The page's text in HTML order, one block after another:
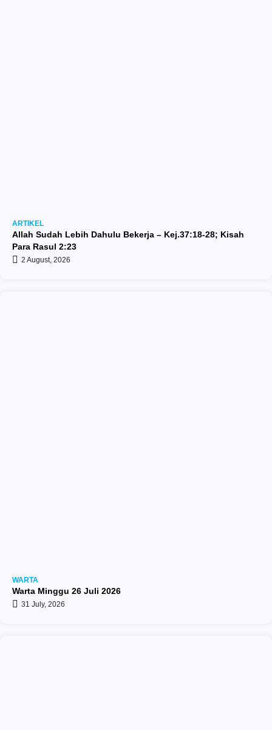
ARTIKEL
Allah Sudah Lebih Dahulu Bekerja – Kej.37:18-28; Kisah
Para Rasul 2:23
2 August, 2026
WARTA
Warta Minggu 26 Juli 2026
31 July, 2026